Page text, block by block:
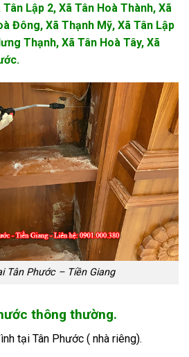
Lập 2, Xã Tân Hoà Thành, Xã
Đông, Xã Thạnh Mỹ, Xã Tân Lập
Thạnh, Xã Tân Hoà Tây, Xã
Tân Phước – Tiền Giang
thông thường.
tại Tân Phước ( nhà riêng).